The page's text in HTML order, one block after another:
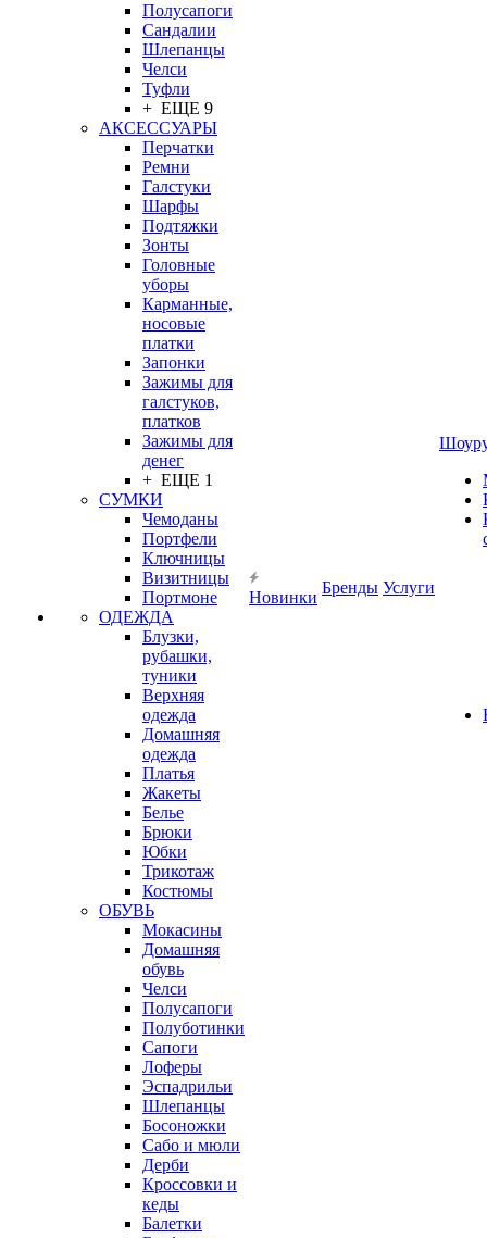
Полусапоги
Сандалии
Шлепанцы
Челси
Туфли
+ ЕЩЕ 9
АКСЕССУАРЫ
Перчатки
Ремни
Галстуки
Шарфы
Подтяжки
Зонты
Головные
уборы
Карманные,
носовые
платки
Запонки
Зажимы для
галстуков,
платков
Зажимы для
денег
+ ЕЩЕ 1
СУМКИ
Чемоданы
Портфели
Ключницы
Визитницы
Портмоне
ОДЕЖДА
Блузки,
рубашки,
туники
Верхняя
одежда
Домашняя
одежда
Платья
Жакеты
Белье
Брюки
Юбки
Трикотаж
Костюмы
ОБУВЬ
Мокасины
Домашняя
обувь
Челси
Полусапоги
Полуботинки
Сапоги
Лоферы
Эспадрильи
Шлепанцы
Босоножки
Сабо и мюли
Дерби
Кроссовки и
кеды
Балетки
Новинки
Бренды Услуги